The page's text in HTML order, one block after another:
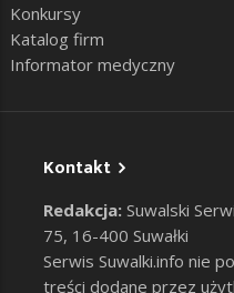
Konkursy
Katalog firm
Informator medyczny
Kontakt
Redakcja: Suwalski
75, 16-400 Suwałki
Serwis Suwalki.info nie
treści dodane przez